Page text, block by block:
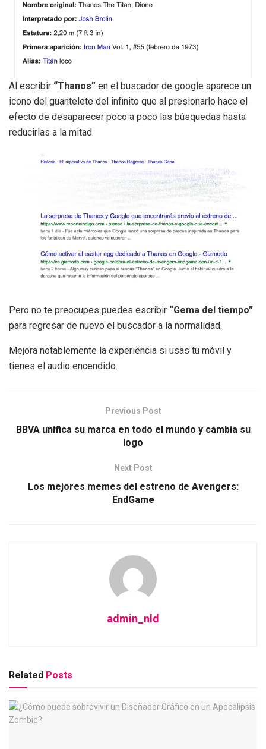
Al escribir “Thanos” en el buscador de google aparece un
icono del guantelete del infinito que al presionarlo hace el
efecto de desaparecer poco a poco las búsquedas hasta
reducirlas a la mitad.
Pero no te preocupes puedes escribir “Gema del tiempo”
para regresar de nuevo el buscador a la normalidad.
Mejora notablemente la experiencia si usas tu móvil y
tienes el audio encendido.
Previous Post
BBVA unifica su marca en todo el mundo y cambia su
logo
Next Post
Los mejores memes del estreno de Avengers:
EndGame
admin_nld
Related Posts